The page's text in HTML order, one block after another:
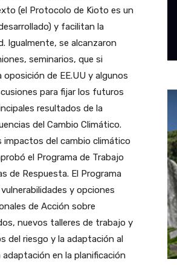
(el Protocolo de Kioto es un
y facilitan la
Igualmente, se alcanzaron
seminarios, que si
de EE.UU y algunos
para fijar los futuros
resultados de la
del Cambio Climático.
impactos del cambio climático
el Programa de Trabajo
de Respuesta. El Programa
y opciones
de Acción sobre
nuevos talleres de trabajo y
del riesgo y la adaptación al
en la planificación